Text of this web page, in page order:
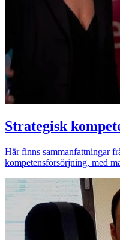
Strategisk
Här finns sammanfattningar
kompetensförsörjning, med